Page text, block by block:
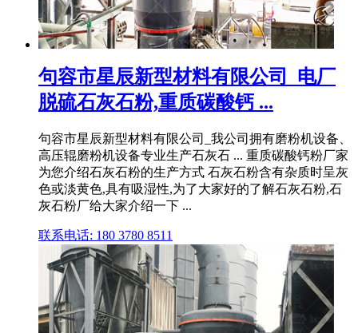
句容市星辰新型材料有限公司_电厂
脱硫石灰石粉,重质碳酸钙 ...
句容市星辰新型材料有限公司_我公司拥有磨粉机设备、
高压辊磨粉机设备专业生产石灰石 ... 重质碳酸钙粉厂家
为您介绍石灰石粉的生产方式 石灰石粉含有杂质时呈灰
色或淡黄色,具有吸湿性,为了大家好的了解石灰石粉,石
灰石粉厂给大家介绍一下 ...
联系电话: 180 3780 8511